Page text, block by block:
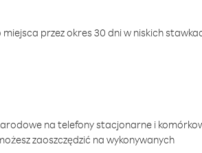
przez okres 30 dni w niskich
na telefony stacjonarne i
zaoszczędzić na wykonywanych